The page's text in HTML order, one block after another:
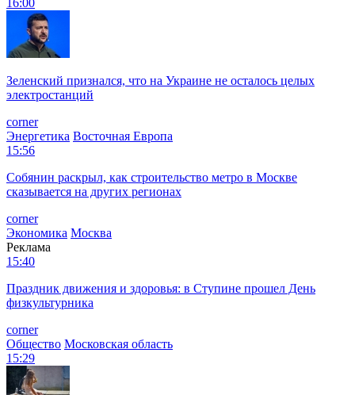
Зеленский признался, что на Украине не осталось целых
электростанций
corner
Энергетика Восточная Европа
15:56
Собянин раскрыл, как строительство метро в Москве
сказывается на других регионах
corner
Экономика Москва
Реклама
15:40
Праздник движения и здоровья: в Ступине прошел День
физкультурника
corner
Общество Московская область
15:29